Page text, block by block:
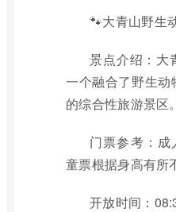
🐾大青山野生
景点介绍：大
一个融合了野生
的综合性旅游景区。
门票参考：
童票根据身高有所
开放时间：